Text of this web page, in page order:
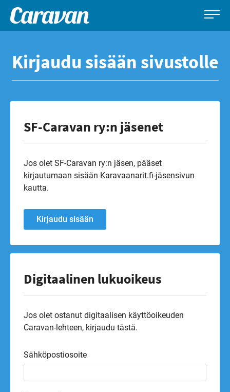
sisältöön
Caravan-
Leirintämatkailun
Kirjaudu sisään sivustolle
SF-Caravan ry:n jäsenet
Jos olet SF-Caravan ry:n jäsen, pääset
kirjautumaan sisään Karavaanarit.fi-jäsensivun
kautta.
Kirjaudu sisään
Digitaalinen lukuoikeus
Jos olet ostanut digitaalisen käyttöoikeuden
Caravan-lehteen, kirjaudu tästä.
Sähköpostiosoite